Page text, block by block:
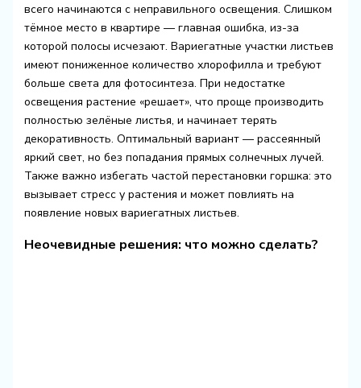
всего начинаются с неправильного освещения. Слишком
тёмное место в квартире — главная ошибка, из-за
которой полосы исчезают. Вариегатные участки листьев
имеют пониженное количество хлорофилла и требуют
больше света для фотосинтеза. При недостатке
освещения растение «решает», что проще производить
полностью зелёные листья, и начинает терять
декоративность. Оптимальный вариант — рассеянный
яркий свет, но без попадания прямых солнечных лучей.
Также важно избегать частой перестановки горшка: это
вызывает стресс у растения и может повлиять на
появление новых вариегатных листьев.
Неочевидные решения: что можно сделать?